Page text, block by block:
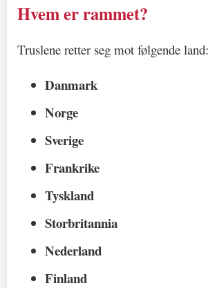
Hvem er rammet?
Truslene retter seg mot følgende land:
Danmark
Norge
Sverige
Frankrike
Tyskland
Storbritannia
Nederland
Finland